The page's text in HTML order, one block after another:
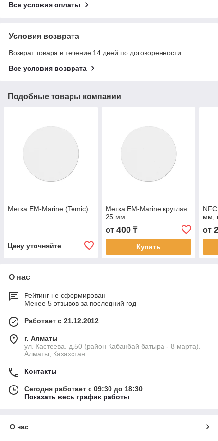
Все условия оплаты
Условия возврата
Возврат товара в течение 14 дней по договоренности
Все условия возврата
Подобные товары компании
Метка EM-Marine (Temic)
Цену уточняйте
Метка EM-Marine круглая
25 мм
от 400₸
Купить
мм,
от
О нас
Рейтинг не сформирован
Менее 5 отзывов за последний год
Работает с 21.12.2012
г. Алматы
ул. Кастеева, д.50 (район Кабанбай батыра - 8 марта),
Алматы, Казахстан
Контакты
Сегодня работает с 09:30 до 18:30
Показать весь график работы
О нас